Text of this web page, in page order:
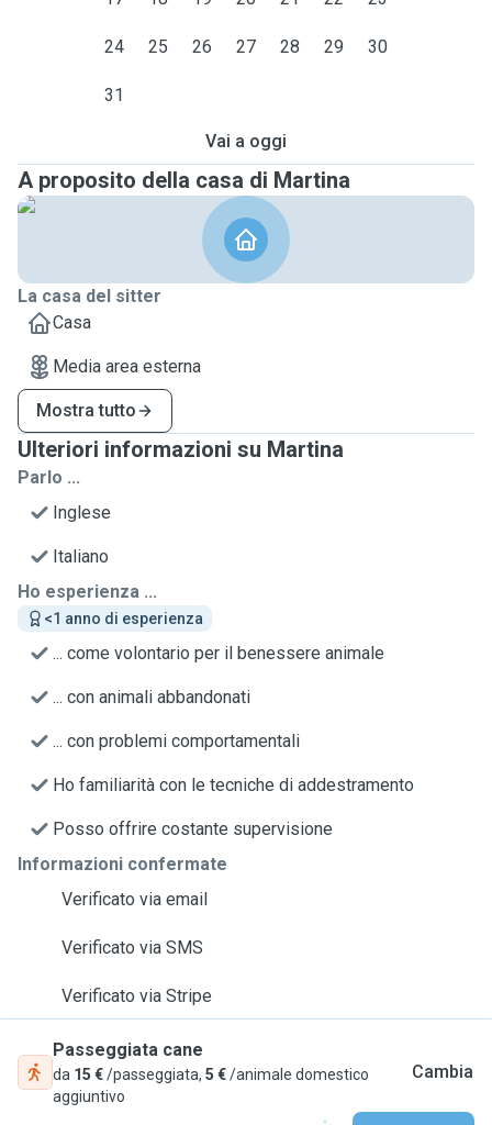
24 25 26 27 28 29 30
31
Vai a oggi
A proposito della casa di Martina
La casa del sitter
Casa
Media area esterna
Mostra tutto
Ulteriori informazioni su Martina
Parlo ...
Inglese
Italiano
Ho esperienza ...
<1 anno di esperienza
... come volontario per il benessere animale
... con animali abbandonati
... con problemi comportamentali
Ho familiarità con le tecniche di addestramento
Posso offrire costante supervisione
Informazioni confermate
Verificato via email
Verificato via SMS
Verificato via Stripe
Passeggiata cane
da 15 €/passeggiata, 5 €/animale domestico
aggiuntivo
Cambia